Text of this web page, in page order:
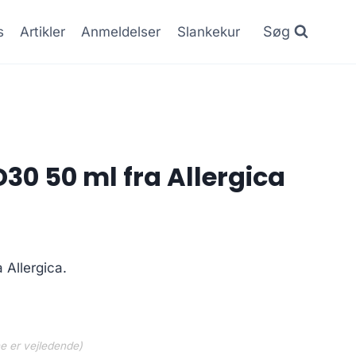
Artikler Anmeldelser Slankekur Søg
50 ml fra Allergica
Allergica.
er vejledende)